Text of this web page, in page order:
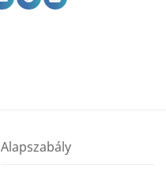
Alapszabály